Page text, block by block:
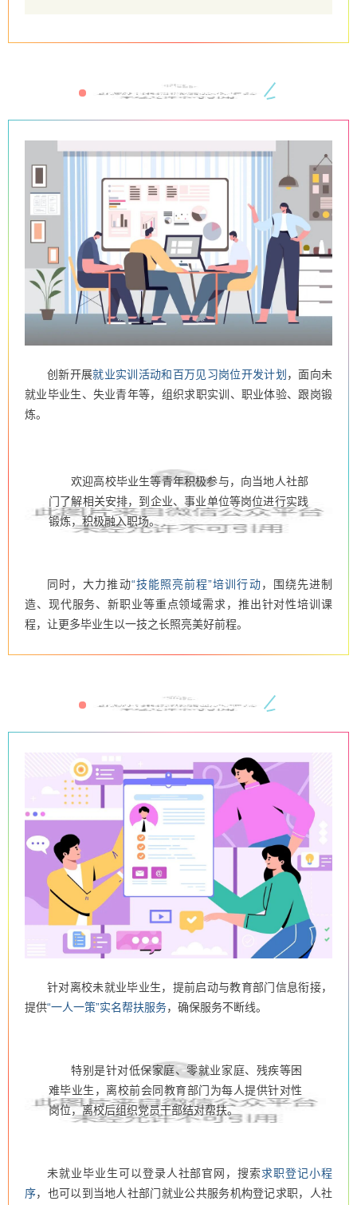
以实训培训提升就业能力
创新开展就业实训活动和百万见习岗位开发计划 ，面向未
就业毕业生、失业青年等，组织求职实训、职业体验、跟岗锻
炼。
欢迎高校毕业生等青年积极参与，向当地人社部
门了解相关安排，到企业、事业单位等岗位进行实践
锻炼，积极融入职场。
同时，大力推动“技能照亮前程”培训行动，围绕先进制
造、现代服务、新职业等重点领域需求，推出针对性培训课
程，让更多毕业生以一技之长照亮美好前程。
以暖心帮扶兜住困难底线
针对离校未就业毕业生，提前启动与教育部门信息衔接，
提供“一人一策”实名帮扶服务，确保服务不断线。
特别是针对低保家庭、零就业家庭、残疾等困
难毕业生 ，离校前会同教育部门为每人提供针对性
岗位，离校后组织党员干部结对帮扶。
未就业毕业生可以登录人社部官网，搜索求职登记小程
序，也可以到当地人社部门就业公共服务机构登记求职，人社